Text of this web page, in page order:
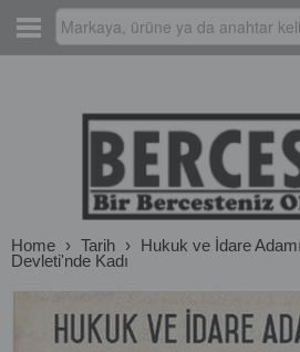
Home › Tarih › Hukuk ve İdare
Devleti'nde Kadı